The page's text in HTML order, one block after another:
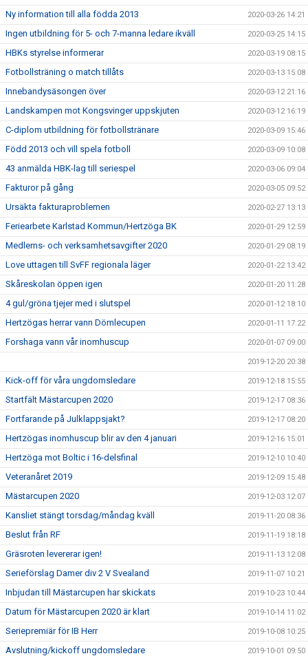
Ny information till alla födda 2013 2020-03-26 14:21
Ingen utbildning för 5- och 7-manna ledare ikväll 2020-03-25 14:15
HBKs styrelse informerar 2020-03-19 08:15
Fotbollsträning o match tillåts 2020-03-13 15:08
Innebandysäsongen över 2020-03-12 21:16
Landskampen mot Kongsvinger uppskjuten 2020-03-12 16:19
C-diplom utbildning för fotbollstränare 2020-03-09 15:46
Född 2013 och vill spela fotboll 2020-03-09 10:08
43 anmälda HBK-lag till seriespel 2020-03-06 09:04
Fakturor på gång 2020-03-05 09:52
Ursäkta fakturaproblemen 2020-02-27 13:13
Feriearbete Karlstad Kommun/Hertzöga BK 2020-01-29 12:59
Medlems- och verksamhetsavgifter 2020 2020-01-29 08:19
Love uttagen till SvFF regionala läger 2020-01-22 13:42
Skåreskolan öppen igen 2020-01-20 11:28
4 gul/gröna tjejer med i slutspel 2020-01-12 18:10
Hertzögas herrar vann Dömlecupen 2020-01-11 17:22
Forshaga vann vår inomhuscup 2020-01-07 09:00
2019-12-20 20:38
Kick-off för våra ungdomsledare 2019-12-18 15:55
Startfält Mästarcupen 2020 2019-12-17 08:36
Fortfarande på Julklappsjakt? 2019-12-17 08:20
Hertzögas inomhuscup blir av den 4 januari 2019-12-16 15:01
Hertzöga mot Boltic i 16-delsfinal 2019-12-10 10:40
Veteranåret 2019 2019-12-09 15:48
Mästarcupen 2020 2019-12-03 12:07
Kansliet stängt torsdag/måndag kväll 2019-11-20 08:36
Beslut från RF 2019-11-19 18:18
Gräsroten levererar igen! 2019-11-13 12:08
Serieförslag Damer div 2 V Svealand 2019-11-07 10:21
Inbjudan till Mästarcupen har skickats 2019-10-23 10:44
Datum för Mästarcupen 2020 är klart 2019-10-14 11:02
Seriepremiär för IB Herr 2019-10-08 10:25
Avslutning/kickoff ungdomsledare 2019-10-01 09:50